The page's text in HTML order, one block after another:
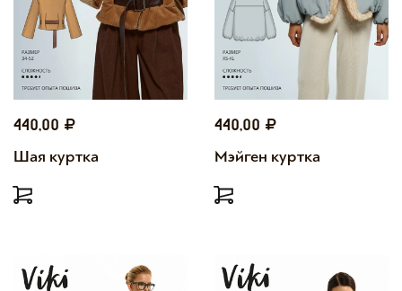
440,00
Шая куртка
440,00
Мэйген куртка